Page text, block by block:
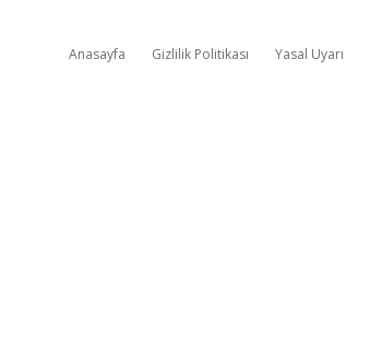
Anasayfa Gizlilik Politikası Yasal Uyarı